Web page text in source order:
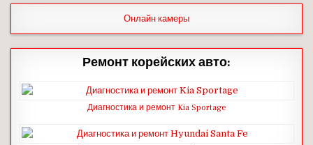
Онлайн камеры
Ремонт корейских авто:
Диагностика и ремонт Kia Sportage